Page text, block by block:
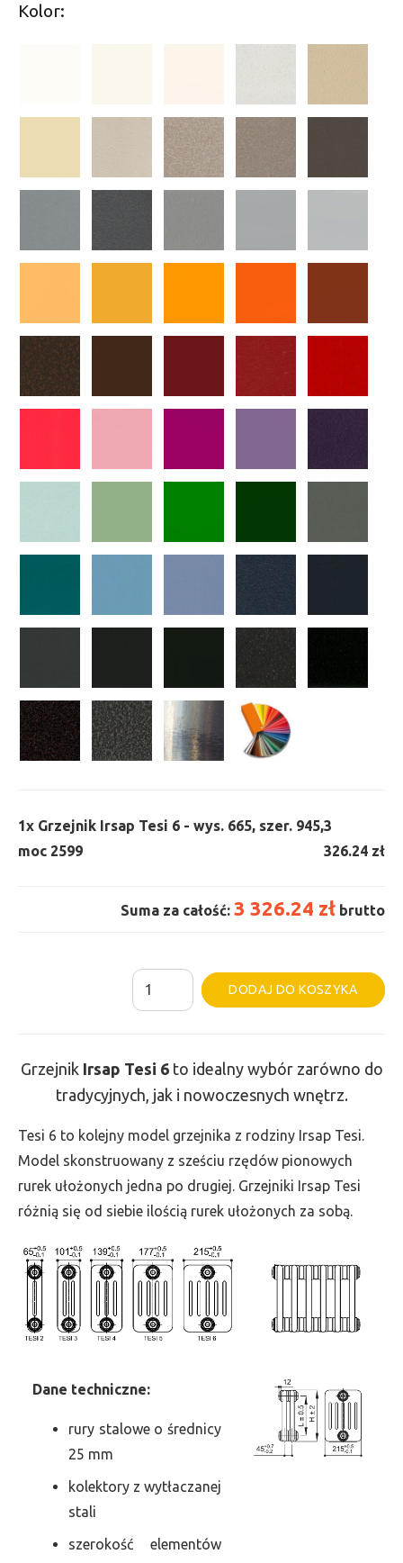
Kolor:
1x Grzejnik Irsap Tesi 6 - wys. 665, szer. 945,
moc 2599
3
326.24 zł
Suma za całość: 3 326.24 zł brutto
ilość
Grzejnik
-
wys.
665,
szer.
945,
2599
DODAJ DO KOSZYKA
Grzejnik Irsap Tesi 6to idealny wybór zarówno do
tradycyjnych, jak i nowoczesnych wnętrz.
Tesi 6 to kolejny model grzejnika z rodziny Irsap Tesi.
Model skonstruowany z sześciu rzędów pionowych
rurek ułożonych jedna po drugiej. Grzejniki Irsap Tesi
różnią się od siebie ilością rurek ułożonych za sobą.
Dane techniczne:
rury stalowe o średnicy
25 mm
kolektory z wytłaczanej
stali
szerokość elementów